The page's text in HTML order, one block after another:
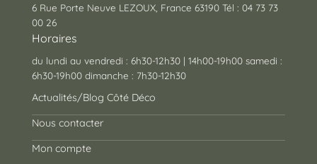
6 Rue Porte Neuve LEZOUX, France 63190 Tél : 04 73 73
00 26
Horaires
du lundi au vendredi : 6h30-12h30 | 14h00-19h00 samedi :
6h30-19h00 dimanche : 7h30-12h30
Actualités/Blog Côté Déco
Nous contacter
Mon compte